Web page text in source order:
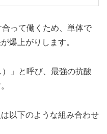
って働くため、単体で
爆上がりします。
」と呼び、最強の抗酸
以下のような組み合わせ